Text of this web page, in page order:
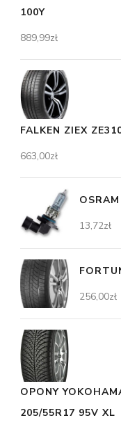
100Y
889,99zł
FALKEN ZIEX
663,00zł
13,72zł
256,00zł
OPONY
205/55R17 95V XL